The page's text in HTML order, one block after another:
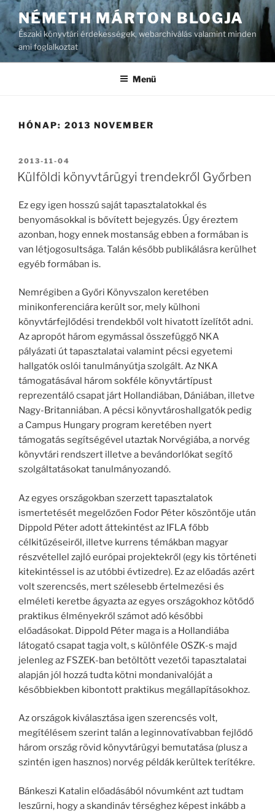
Tartalomhoz
NÉMETH MÁRTON BLOGJA
Északi könyvtári érdekességek, webarchiválás valamint minden
ami foglalkoztat
Menü
HÓNAP: 2013 NOVEMBER
BEKÜLDVE:
2013-11-04
Külföldi könyvtárügyi trendekről Győrben
Ez egy igen hosszú saját tapasztalatokkal és
benyomásokkal is bővített bejegyzés. Úgy éreztem
azonban, hogy ennek mostanság ebben a formában is
van létjogosultsága. Talán később publikálásra kerülhet
egyéb formában is.
Nemrégiben a Győri Könyvszalon keretében
minikonferenciára került sor, mely külhoni
könyvtárfejlődési trendekből volt hivatott ízelítőt adni.
Az apropót három egymással összefüggő NKA
pályázati út tapasztalatai valamint pécsi egyetemi
hallgatók oslói tanulmányútja szolgált. Az NKA
támogatásával három sokféle könyvtártípust
reprezentáló csapat járt Hollandiában, Dániában, illetve
Nagy-Britanniában. A pécsi könyvtároshallgatók pedig
a Campus Hungary program keretében nyert
támogatás segítségével utaztak Norvégiába, a norvég
könyvtári rendszert illetve a bevándorlókat segítő
szolgáltatásokat tanulmányozandó.
Az egyes országokban szerzett tapasztalatok
ismertetését megelőzően Fodor Péter köszöntője után
Dippold Péter adott áttekintést az IFLA főbb
célkitűzéseiről, illetve kurrens témákban magyar
részvétellel zajló európai projektekről (egy kis történeti
kitekintéssel is az utóbbi évtizedre). Ez az előadás azért
volt szerencsés, mert szélesebb értelmezési és
elméleti keretbe ágyazta az egyes országokhoz kötődő
praktikus élményekről számot adó későbbi
előadásokat. Dippold Péter maga is a Hollandiába
látogató csapat tagja volt, s különféle OSZK-s majd
jelenleg az FSZEK-ban betöltött vezetői tapasztalatai
alapján jól hozzá tudta kötni mondanivalóját a
későbbiekben kibontott praktikus megállapításokhoz.
Az országok kiválasztása igen szerencsés volt,
megítélésem szerint talán a leginnovatívabban fejlődő
három ország rövid könyvtárügyi bemutatása (plusz a
szintén igen hasznos) norvég példák kerültek terítékre.
Bánkeszi Katalin előadásából nóvumként azt tudtam
leszűrni, hogy a skandináv térséghez képest inkább a